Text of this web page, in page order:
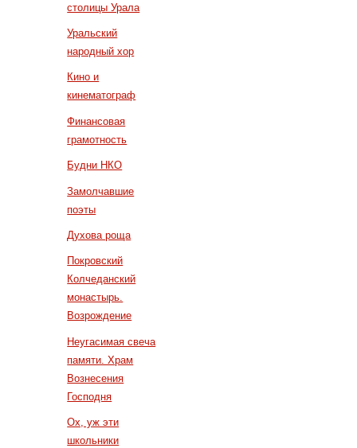
столицы Урала
Уральский
народный хор
Кино и
кинематограф
Финансовая
грамотность
Будни НКО
Замолчавшие
поэты
Духова роща
Покровский
Колчеданский
монастырь.
Возрождение
Неугасимая свеча
памяти. Храм
Вознесения
Господня
Ох, уж эти
школьники